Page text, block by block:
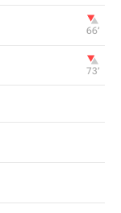
66‎’‎
73‎’‎